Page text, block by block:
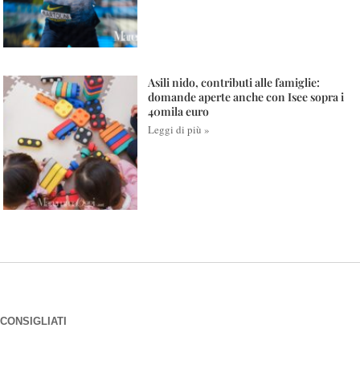
Asili nido, contributi alle famiglie:
domande aperte anche con Isee sopra i
40mila euro
Leggi di più »
CONSIGLIATI